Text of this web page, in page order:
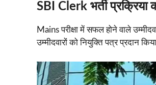
SBI Clerk भर्ती
Mains परीक्षा में सफल होने वाले
उम्मीदवारों को नियुक्ति पत्र प्रदान